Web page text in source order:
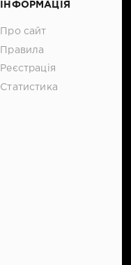
ІНФОРМАЦІЯ
Про сайт
Правила
Реєстрація
Статистика